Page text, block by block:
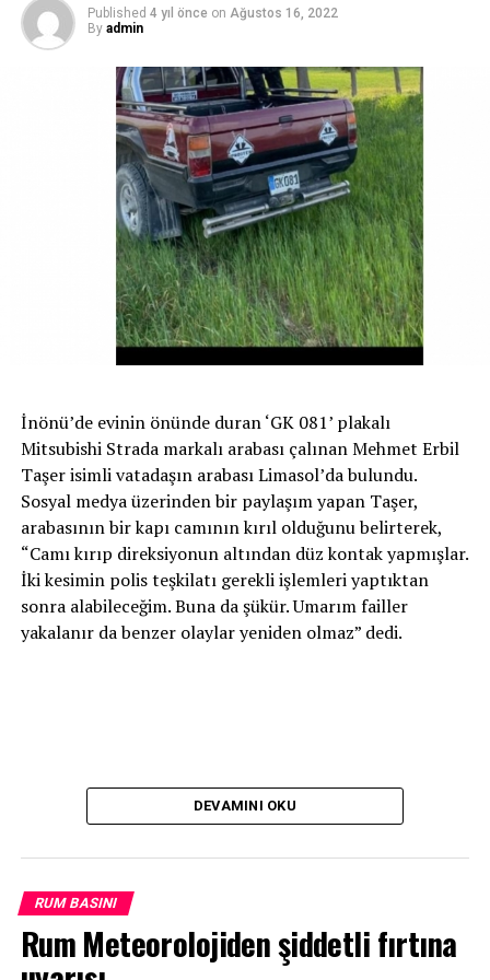
İLGİLİ KONU:
Aşı sonrası ciddi Tromboz geçiren 39 yaşındaki kadın
Published 4 yıl önce on Ağustos 16, 2022
By admin
İnönü’de evinin önünde duran ‘GK 081’ plakalı
Mitsubishi Strada markalı arabası çalınan Mehmet Erbil
Taşer isimli vatadaşın arabası Limasol’da bulundu.
Sosyal medya üzerinden bir paylaşım yapan Taşer,
arabasının bir kapı camının kırıl olduğunu belirterek,
“Camı kırıp direksiyonun altından düz kontak yapmışlar.
İki kesimin polis teşkilatı gerekli işlemleri yaptıktan
sonra alabileceğim. Buna da şükür. Umarım failler
yakalanır da benzer olaylar yeniden olmaz” dedi.
DEVAMINI OKU
RUM BASINI
Rum Meteorolojiden şiddetli fırtına